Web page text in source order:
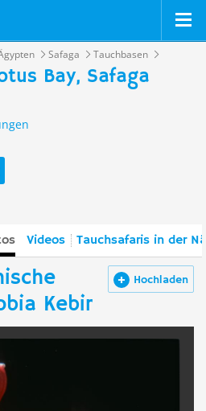
Safaga Tauchbasen
Bay, Safaga
Videos Tauchsafaris in der
Hochladen
Kebir